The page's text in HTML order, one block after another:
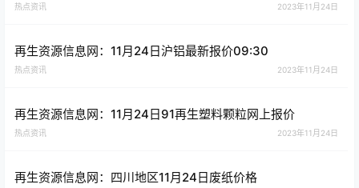
热点资讯 2023年11月24日
再生资源信息网：11月24日沪铝最新报价09:30
热点资讯 2023年11月24日
再生资源信息网：11月24日91再生塑料颗粒网上报价
热点资讯 2023年11月24日
再生资源信息网：四川地区11月24日废纸价格